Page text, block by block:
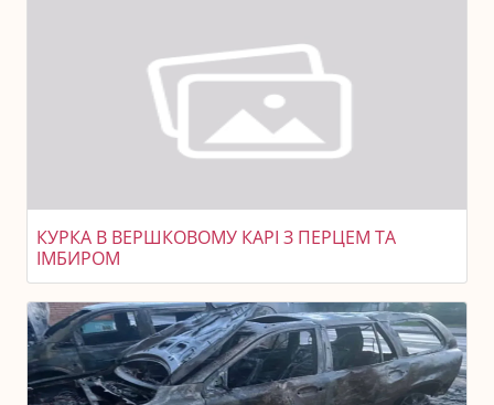
КУРКА В ВЕРШКОВОМУ КАРІ З ПЕРЦЕМ ТА
ІМБИРОМ